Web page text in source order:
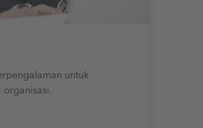
untuk